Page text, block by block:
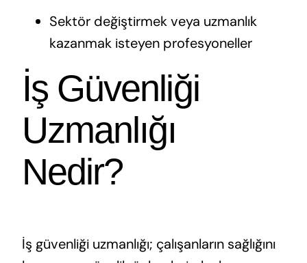
Sektör değiştirmek veya uzmanlık
kazanmak isteyen profesyoneller
İş Güvenliği
Uzmanlığı
Nedir?
İş güvenliği uzmanlığı; çalışanların sağlığını